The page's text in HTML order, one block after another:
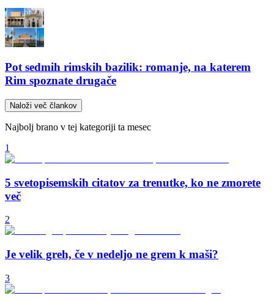
Pot sedmih rimskih bazilik: romanje, na katerem
Rim spoznate drugače
Naloži več člankov
Najbolj brano v tej kategoriji ta mesec
1
5 svetopisemskih citatov za trenutke, ko ne zmorete
več
2
Je velik greh, če v nedeljo ne grem k maši?
3